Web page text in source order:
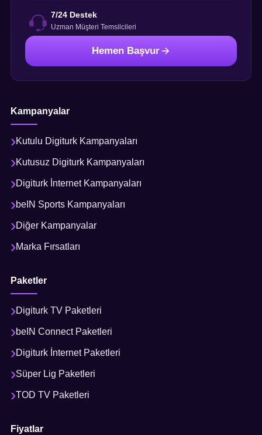
7/24 Destek
Uzman Müşteri Temsilcileri
Hemen Başvur
Kampanyalar
Kutulu Digiturk Kampanyaları
Kutusuz Digiturk Kampanyaları
Digiturk İnternet Kampanyaları
beIN Sports Kampanyaları
Diğer Kampanyalar
Marka Fırsatları
Paketler
Digiturk TV Paketleri
beIN Connect Paketleri
Digiturk İnternet Paketleri
Süper Lig Paketleri
TOD TV Paketleri
Fiyatlar